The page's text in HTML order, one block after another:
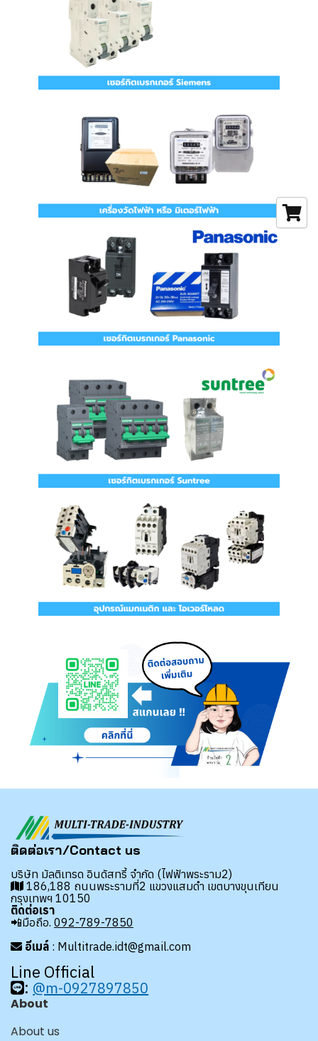
ติดต่อเรา/Contact us
บริษัท มัลติเทรด อินดัสทรี้ จำกัด (ไฟฟ้าพระราม2)
186,188 ถนนพระรามที่2 แขวงแสมดำ เขตบางขุนเทียน
กรุงเทพฯ 10150
ติดต่อเรา
📲มือถือ. 092-789-7850
อีเมล์ : Multitrade.idt@gmail.com
Line Official
: @m-0927897850
About
About us